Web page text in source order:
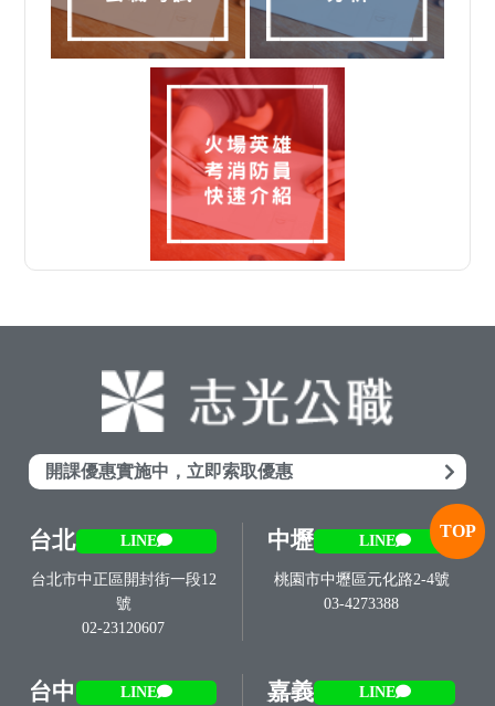
開課優惠實施中，立即索取優惠
台北 LINE
台北市中正區開封街一段12
號
02-23120607
中壢 LINE
桃園市中壢區元化路2-4號
03-4273388
台中 LINE 嘉義 LINE
TOP